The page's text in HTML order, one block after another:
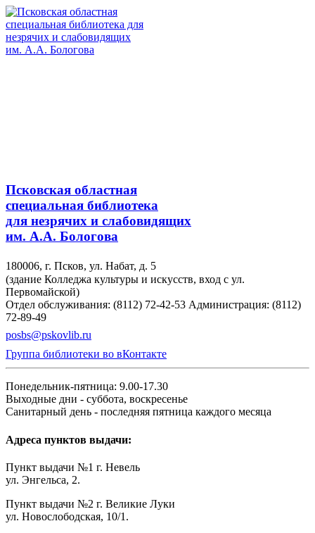
Псковская областная
специальная библиотека
для незрячих и слабовидящих
им. А.А. Бологова
180006, г. Псков, ул. Набат, д. 5
(здание Колледжа культуры и искусств, вход с ул.
Первомайской)
Отдел обслуживания: (8112) 72-42-53 Администрация: (8112)
72-89-49
posbs@pskovlib.ru
Группа библиотеки во вКонтакте
Понедельник-пятница: 9.00-17.30
Выходные дни - суббота, воскресенье
Санитарный день - последняя пятница каждого месяца
Адреса пунктов выдачи:
Пункт выдачи №1 г. Невель
ул. Энгельса, 2.
Пункт выдачи №2 г. Великие Луки
ул. Новослободская, 10/1.